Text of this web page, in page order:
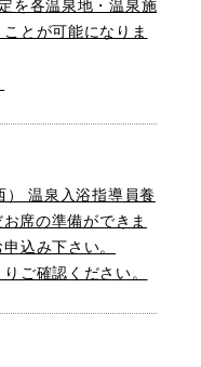
を各温泉地・温泉施
とが可能になりま
） 温泉入浴指導員養
席の準備ができま
込み下さい。
ご確認ください。